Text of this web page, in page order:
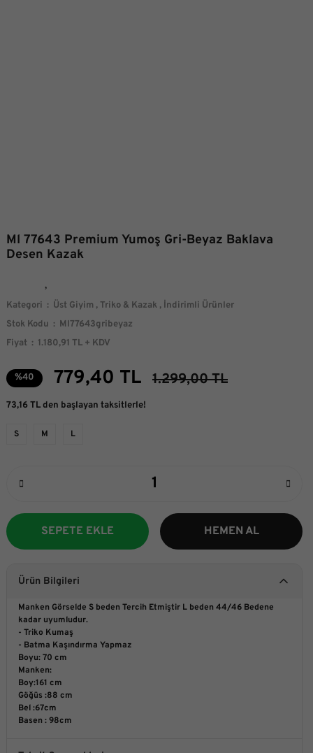
Ml 77643 Premium Yumoş Gri-Beyaz Baklava
Desen Kazak
Kategori Üst Giyim , Triko & Kazak , İndirimli Ürünler
Stok Kodu
Ml77643gribeyaz
Fiyat
1.180,91 TL + KDV
%40 779,40 TL 1.299,00 TL
73,16 TL den başlayan taksitlerle!
S M L
SEPETE EKLE HEMEN AL
Ürün Bilgileri
Manken Görselde S beden Tercih Etmiştir L beden 44/46 Bedene
kadar uyumludur.
- Triko Kumaş
- Batma Kaşındırma Yapmaz
Boyu: 70 cm
Manken:
Boy:161 cm
Göğüs :88 cm
Bel :67cm
Basen : 98cm